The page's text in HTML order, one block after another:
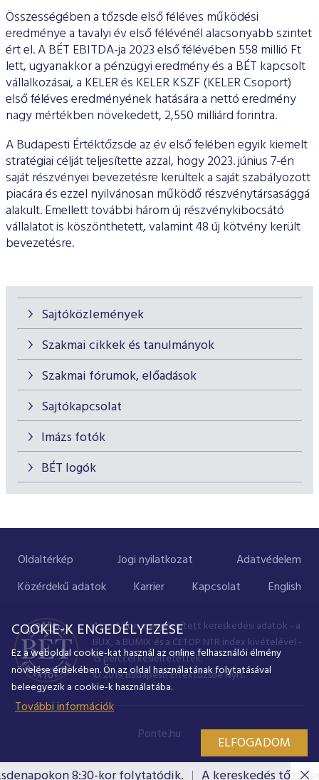
Sajtóközlemények
Szakmai cikkek és tanulmányok
Szakmai fórumok, előadások
Sajtókapcsolat
Imázs fotók
BÉT logók
Összességében a tőzsde első féléves működési
eredménye a tavalyi év első félévénél alacsonyabb szintet
ért el. A BÉT EBITDA-ja 2023 első félévében 558 millió Ft
lett, ugyanakkor a pénzügyi eredmény és a BÉT kapcsolt
vállalkozásai, a KELER és KELER KSZF (KELER Csoport)
első féléves eredményének hatására a nettó eredmény
nagy mértékben növekedett, 2,550 milliárd forintra.
A Budapesti Értéktőzsde az év első felében egyik kiemelt
stratégiai célját teljesítette azzal, hogy 2023. június 7-én
saját részvényei bevezetésre kerültek a saját szabályozott
piacára és ezzel nyilvánosan működő részvénytársasággá
alakult. Emellett további három új részvénykibocsátó
vállalatot is köszönthetett, valamint 48 új kötvény került
bevezetésre.
Oldaltérkép Jogi nyilatkozat
Adatvédelem
Közérdekű adatok
Karrier Kapcsolat English
A portálon megjelenített kereskedési adatok - a
BUX, a BUMIX és a CETOP NTR index kivételével -
15 perccel késleltetettek.
© 2019 Budapesti Értéktőzsde Nyrt.
Ponte.hu
COOKIE-K ENGEDÉLYEZÉSE
Ez a weboldal cookie-kat használ az online felhasználói élmény
növelése érdekében. Ön az oldal használatának folytatásával
beleegyezik a cookie-k használatába.
További információk
ELFOGADOM